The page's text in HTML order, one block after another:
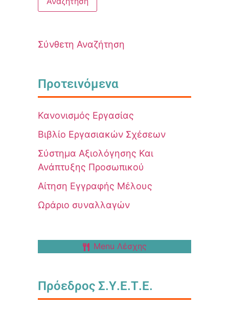
Σύνθετη Αναζήτηση
Προτεινόμενα
Κανονισμός Εργασίας
Βιβλίο Εργασιακών Σχέσεων
Σύστημα Αξιολόγησης Και
Ανάπτυξης Προσωπικού
Αίτηση Εγγραφής Μέλους
Ωράριο συναλλαγών
Menu Λέσχης
Πρόεδρος Σ.Υ.Ε.Τ.Ε.